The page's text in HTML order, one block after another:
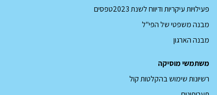
פעילויות עיקריות ודיווח לשנת 2023
קובץ
מבנה משפטי של הפי"ל
מבנה הארגון
טפסים
משתמשי מוסיקה
רשיונות שימוש בהקלטות קול